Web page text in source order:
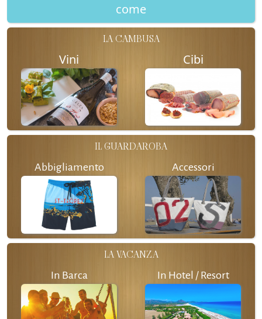
come
LA CAMBUSA
Vini Cibi
IL GUARDAROBA
Abbigliamento Accessori
LA VACANZA
In Barca In Hotel / Resort